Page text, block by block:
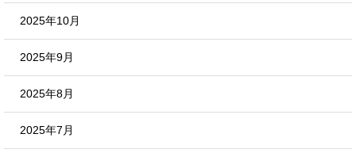
2025年10月
2025年9月
2025年8月
2025年7月